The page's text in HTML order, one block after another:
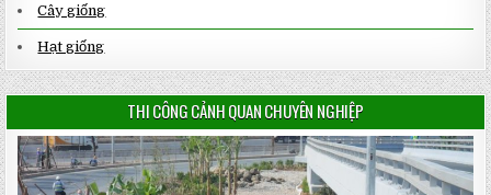
Cây giống
Hạt giống
THI CÔNG CẢNH QUAN CHUYÊN NGHIỆP